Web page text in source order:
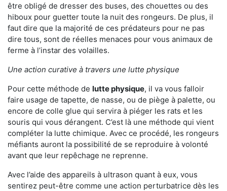
être obligé de dresser des buses, des chouettes ou des
hiboux pour guetter toute la nuit des rongeurs. De plus, il
faut dire que la majorité de ces prédateurs pour ne pas
dire tous, sont de réelles menaces pour vous animaux de
ferme à l’instar des volailles.
Une action curative à travers une lutte physique
Pour cette méthode de lutte physique, il va vous falloir
faire usage de tapette, de nasse, ou de piège à palette, ou
encore de colle glue qui servira à piéger les rats et les
souris qui vous dérangent. C’est là une méthode qui vient
compléter la lutte chimique. Avec ce procédé, les rongeurs
méfiants auront la possibilité de se reproduire à volonté
avant que leur repêchage ne reprenne.
Avec l’aide des appareils à ultrason quant à eux, vous
sentirez peut-être comme une action perturbatrice dès les